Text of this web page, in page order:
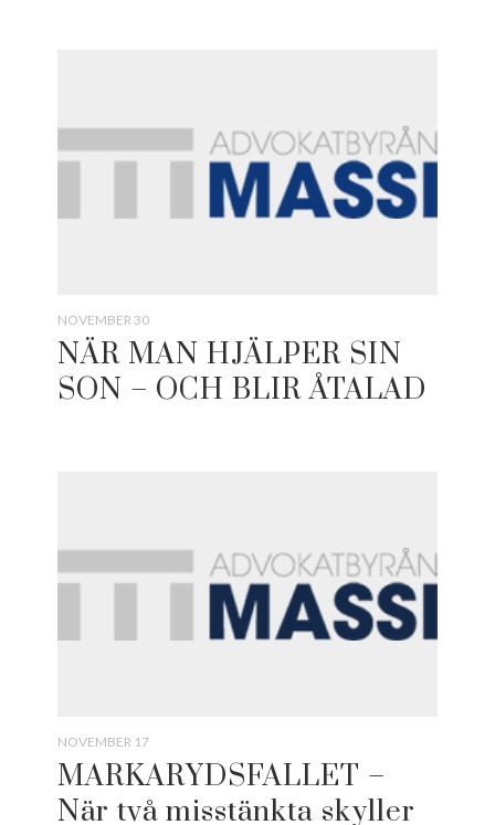
NOVEMBER 30
NÄR MAN HJÄLPER SIN
SON – OCH BLIR ÅTALAD
NOVEMBER 17
MARKARYDSFALLET –
När två misstänkta skyller